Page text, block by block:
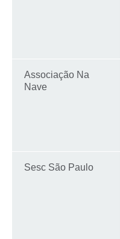
Associação Na
Nave
Sesc São Paulo